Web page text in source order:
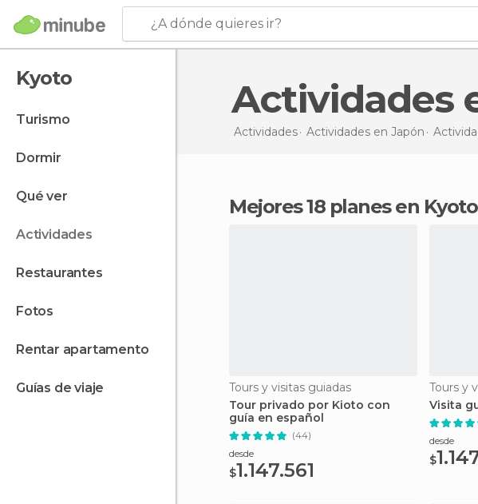
¿A dónde quieres ir?
Kyoto
turismo
dormir
qué ver
actividades
restaurantes
fotos
rentar apartamento
guías de viaje
Actividades
Actividades Actividades en Japón
Mejores 18 planes en Kyoto
Tours y visitas guiadas
Tour privado por Kioto con
guía en español
(44)
desde
$1.147.561
Tours y
Visita
desde
$